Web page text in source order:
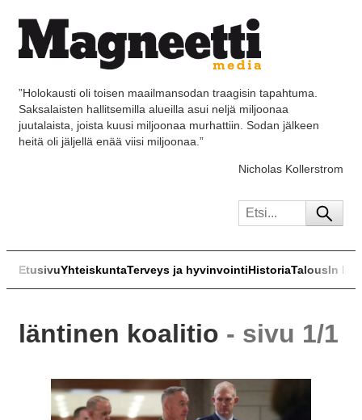
”Holokausti oli toisen maailmansodan traagisin tapahtuma.
Saksalaisten hallitsemilla alueilla asui neljä miljoonaa
juutalaista, joista kuusi miljoonaa murhattiin. Sodan jälkeen
heitä oli jäljellä enää viisi miljoonaa.”
Nicholas Kollerstrom
EtusivuYhteiskuntaTerveys ja hyvinvointiHistoriaTalousIn
läntinen koalitio - sivu 1/1